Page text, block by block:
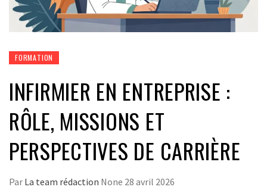
FORMATION
INFIRMIER EN ENTREPRISE :
RÔLE, MISSIONS ET
PERSPECTIVES DE CARRIÈRE
Par La team rédaction None 28 avril 2026